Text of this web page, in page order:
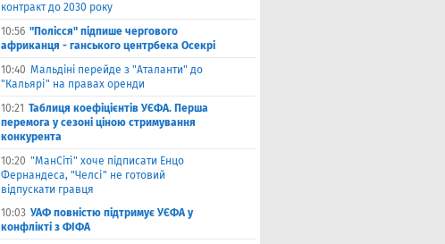
контракт до 2030 року
10:56 "Полісся" підпише чергового
африканця - ганського центрбека Осекрі
10:40 Мальдіні перейде з "Аталанти" до
"Кальярі" на правах оренди
10:21 Таблиця коефіцієнтів УЄФА. Перша
перемога у сезоні ціною стримування
конкурента
10:20 "МанСіті" хоче підписати Енцо
Фернандеса, "Челсі" не готовий
відпускати гравця
10:03 УАФ повністю підтримує УЄФА у
конфлікті з ФІФА